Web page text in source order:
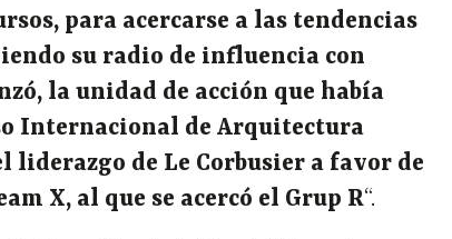
para acercarse a las tendencias
su radio de influencia con
la unidad de acción que había
Internacional de Arquitectura
liderazgo de Le Corbusier a favor de
X, al que se acercó el Grup R“.